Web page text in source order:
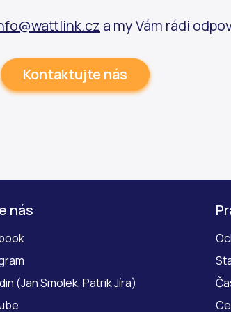
a my Vám rádi
Kontaktujte nás
nás
(Jan Smolek, Patrik Jíra)